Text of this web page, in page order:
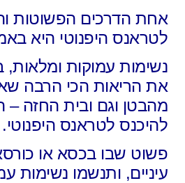
אחת הדרכים הפשוטות
לטראנס היפנוטי היא
נשימות עמוקות ומלאות,
את הריאות הכי הרבה
מהבטן וגם ובית החזה –
להיכנס לטראנס היפנוטי.
פשוט שבו בכסא או
עיניים, ותנשמו נשימות